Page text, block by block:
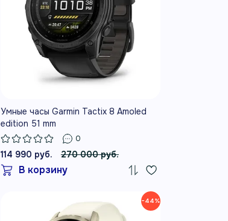
Умные часы Garmin Tactix 8 Amoled
edition 51 mm
0
114 990 руб. 270 000 руб.
В корзину
−44%